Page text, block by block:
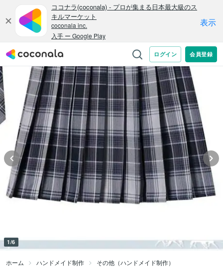
1/6
ホーム ハンドメイド制作 その他（ハンドメイド制作）